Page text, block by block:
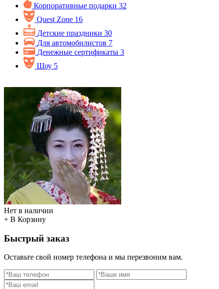
Корпоративные подарки 32
Quest Zone 16
Детские праздники 30
Для автомобилистов 7
Денежные сертификаты 3
Шоу 5
Нет в наличии
+ В Корзину
Быстрый заказ
Оставьте свой номер телефона и мы перезвоним вам.